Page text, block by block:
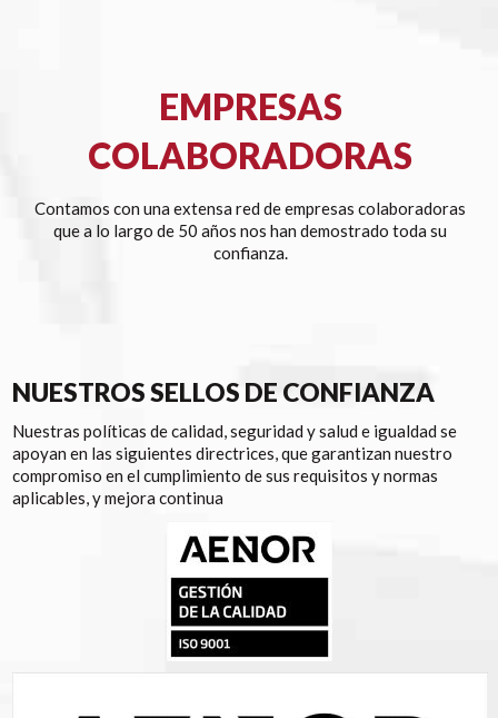
EMPRESAS
COLABORADORAS
Contamos con una extensa red de empresas colaboradoras
que a lo largo de 50 años nos han demostrado toda su
confianza.
NUESTROS SELLOS DE CONFIANZA
Nuestras políticas de calidad, seguridad y salud e igualdad se
apoyan en las siguientes directrices, que garantizan nuestro
compromiso en el cumplimiento de sus requisitos y normas
aplicables, y mejora continua